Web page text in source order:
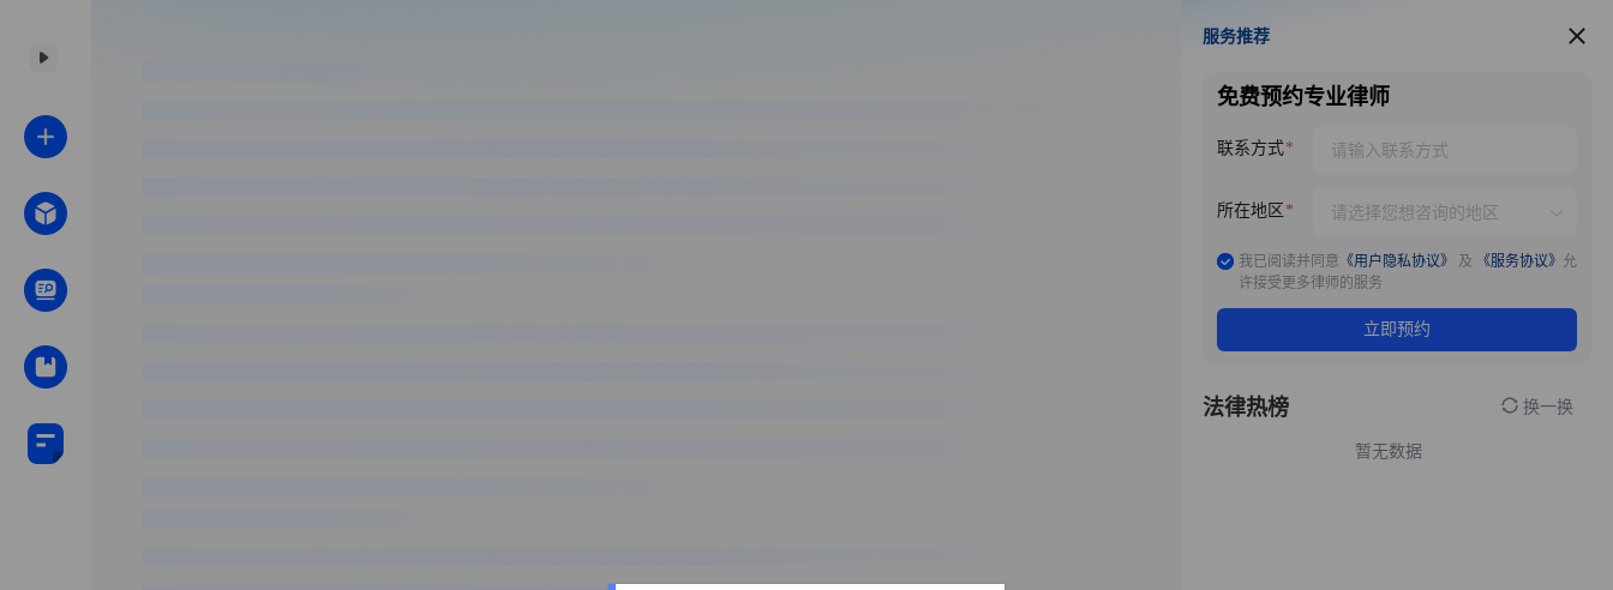
服务推荐
服务推荐
免费预约专业律师
联系方式
所在地区
我已阅读并同意 《用户隐私协议》 及 《服务协议》 允
许接受更多律师的服务
立即预约
法律热榜 换一换
暂无数据